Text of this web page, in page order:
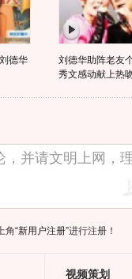
德华
刘德华助阵老友
秀文感动献上热
角“新用户注册”进行注册！
视频策划